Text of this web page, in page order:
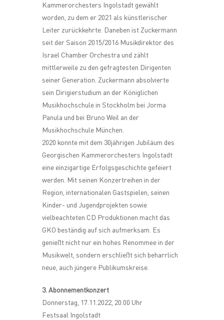
Kammerorchesters Ingolstadt gewählt
worden, zu dem er 2021 als künstlerischer
Leiter zurückkehrte. Daneben ist Zuckermann
seit der Saison 2015/2016 Musikdirektor des
Israel Chamber Orchestra und zählt
mittlerweile zu den gefragtesten Dirigenten
seiner Generation. Zuckermann absolvierte
sein Dirigierstudium an der Königlichen
Musikhochschule in Stockholm bei Jorma
Panula und bei Bruno Weil an der
Musikhochschule München.
2020 konnte mit dem 30jährigen Jubiläum des
Georgischen Kammerorchesters Ingolstadt
eine einzigartige Erfolgsgeschichte gefeiert
werden. Mit seinen Konzertreihen in der
Region, internationalen Gastspielen, seinen
Kinder- und Jugendprojekten sowie
vielbeachteten CD Produktionen macht das
GKO beständig auf sich aufmerksam. Es
genießt nicht nur ein hohes Renommee in der
Musikwelt, sondern erschließt sich beharrlich
neue, auch jüngere Publikumskreise.
3. Abonnementkonzert
Donnerstag, 17.11.2022, 20.00 Uhr
Festsaal Ingolstadt